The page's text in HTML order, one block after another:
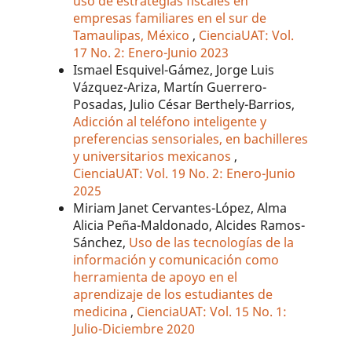
empresas familiares en el sur de
Tamaulipas, México , CienciaUAT: Vol.
17 No. 2: Enero-Junio 2023
Ismael Esquivel-Gámez, Jorge Luis
Vázquez-Ariza, Martín Guerrero-
Posadas, Julio César Berthely-Barrios,
Adicción al teléfono inteligente y
preferencias sensoriales, en bachilleres
y universitarios mexicanos ,
CienciaUAT: Vol. 19 No. 2: Enero-Junio
2025
Miriam Janet Cervantes-López, Alma
Alicia Peña-Maldonado, Alcides Ramos-
Sánchez, Uso de las tecnologías de la
información y comunicación como
herramienta de apoyo en el
aprendizaje de los estudiantes de
medicina , CienciaUAT: Vol. 15 No. 1:
Julio-Diciembre 2020